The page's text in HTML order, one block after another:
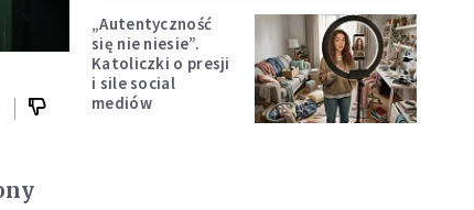
„Autentyczność
się nie niesie”.
Katoliczki o presji
i sile social
mediów